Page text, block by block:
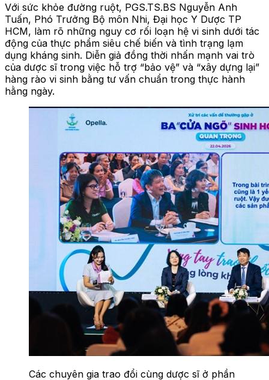
Với sức khỏe đường ruột, PGS.TS.BS Nguyễn Anh
Tuấn, Phó Trưởng Bộ môn Nhi, Đại học Y Dược TP
HCM, làm rõ những nguy cơ rối loạn hệ vi sinh dưới tác
động của thực phẩm siêu chế biến và tình trạng lạm
dụng kháng sinh. Diễn giả đồng thời nhấn mạnh vai trò
của dược sĩ trong việc hỗ trợ “bảo vệ” và “xây dựng lại”
hàng rào vi sinh bằng tư vấn chuẩn trong thực hành
hằng ngày.
Các chuyên gia trao đổi cùng dược sĩ ở phần